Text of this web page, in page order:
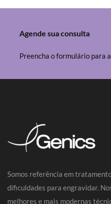
Agende sua consulta
Preencha o formulário para
Somos referência em
dificuldades para engravidar.
melhores e mais modernas